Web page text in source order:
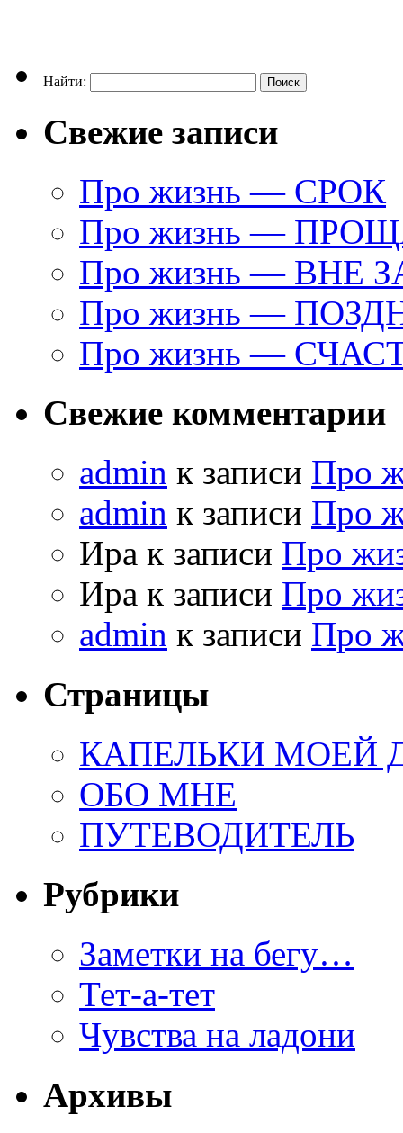
Найти:
Свежие записи
Про жизнь — СРОК
Про жизнь —
Про жизнь — ВНЕ
Про жизнь —
Про жизнь —
Свежие комментарии
admin к записи Про
admin к записи Про
Ира к записи Про
Ира к записи Про
admin к записи Про
Страницы
КАПЕЛЬКИ МОЕЙ
ОБО МНЕ
ПУТЕВОДИТЕЛЬ
Рубрики
Заметки на бегу…
Тет-а-тет
Чувства на ладони
Архивы